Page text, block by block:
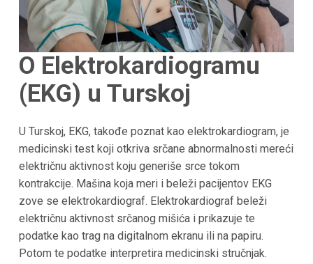
O Elektrokardiogramu
(EKG) u Turskoj
U Turskoj, EKG, takođe poznat kao elektrokardiogram, je
medicinski test koji otkriva srčane abnormalnosti mereći
električnu aktivnost koju generiše srce tokom
kontrakcije. Mašina koja meri i beleži pacijentov EKG
zove se elektrokardiograf. Elektrokardiograf beleži
električnu aktivnost srčanog mišića i prikazuje te
podatke kao trag na digitalnom ekranu ili na papiru.
Potom te podatke interpretira medicinski stručnjak.